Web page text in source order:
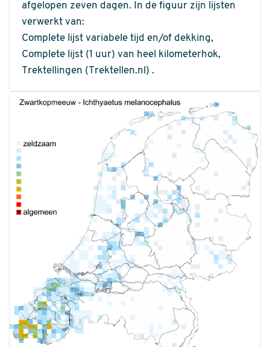
afgelopen zeven dagen. In de figuur zijn lijsten
verwerkt van:
Complete lijst variabele tijd en/of dekking,
Complete lijst (1 uur) van heel kilometerhok,
Trektellingen (Trektellen.nl) .